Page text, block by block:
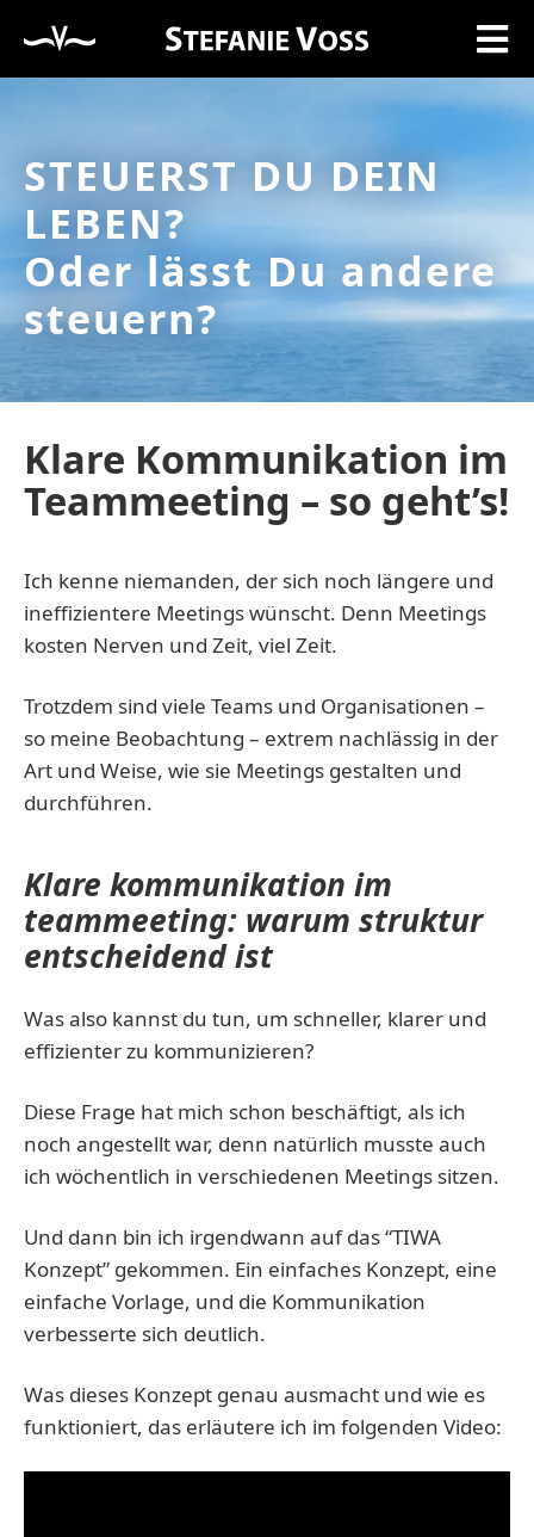
STEUERST DU DEIN
LEBEN?
Oder lässt Du andere
steuern?
Klare Kommunikation im
Teammeeting – so geht’s!
Ich kenne niemanden, der sich noch längere und
ineffizientere Meetings wünscht. Denn Meetings
kosten Nerven und Zeit, viel Zeit.
Trotzdem sind viele Teams und Organisationen –
so meine Beobachtung – extrem nachlässig in der
Art und Weise, wie sie Meetings gestalten und
durchführen.
Klare kommunikation im
teammeeting: warum struktur
entscheidend ist
Was also kannst du tun, um schneller, klarer und
effizienter zu kommunizieren?
Diese Frage hat mich schon beschäftigt, als ich
noch angestellt war, denn natürlich musste auch
ich wöchentlich in verschiedenen Meetings sitzen.
Und dann bin ich irgendwann auf das “TIWA
Konzept” gekommen. Ein einfaches Konzept, eine
einfache Vorlage, und die Kommunikation
verbesserte sich deutlich.
Was dieses Konzept genau ausmacht und wie es
funktioniert, das erläutere ich im folgenden Video: